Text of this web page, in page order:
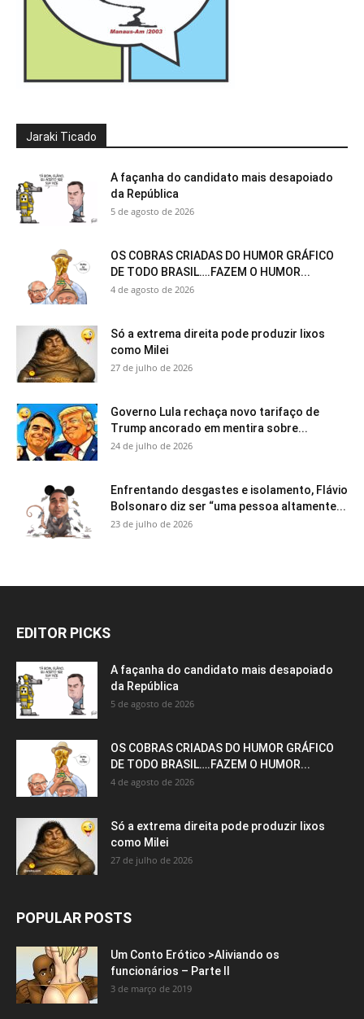
Jaraki Ticado
A façanha do candidato mais desapoiado
da República
5 de agosto de 2026
OS COBRAS CRIADAS DO HUMOR GRÁFICO
DE TODO BRASIL….FAZEM O HUMOR...
4 de agosto de 2026
Só a extrema direita pode produzir lixos
como Milei
27 de julho de 2026
Governo Lula rechaça novo tarifaço de
Trump ancorado em mentira sobre...
24 de julho de 2026
Enfrentando desgastes e isolamento, Flávio
Bolsonaro diz ser “uma pessoa altamente...
23 de julho de 2026
EDITOR PICKS
A façanha do candidato mais desapoiado
da República
5 de agosto de 2026
OS COBRAS CRIADAS DO HUMOR GRÁFICO
DE TODO BRASIL….FAZEM O HUMOR...
4 de agosto de 2026
Só a extrema direita pode produzir lixos
como Milei
27 de julho de 2026
POPULAR POSTS
Um Conto Erótico >Aliviando os
funcionários – Parte II
3 de março de 2019